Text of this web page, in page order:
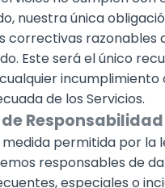
nuestra única
correctivas razonables
Este será el único
incumplimiento
de los Servicios.
Responsabilidad
medida permitida por la
responsables de
especiales o